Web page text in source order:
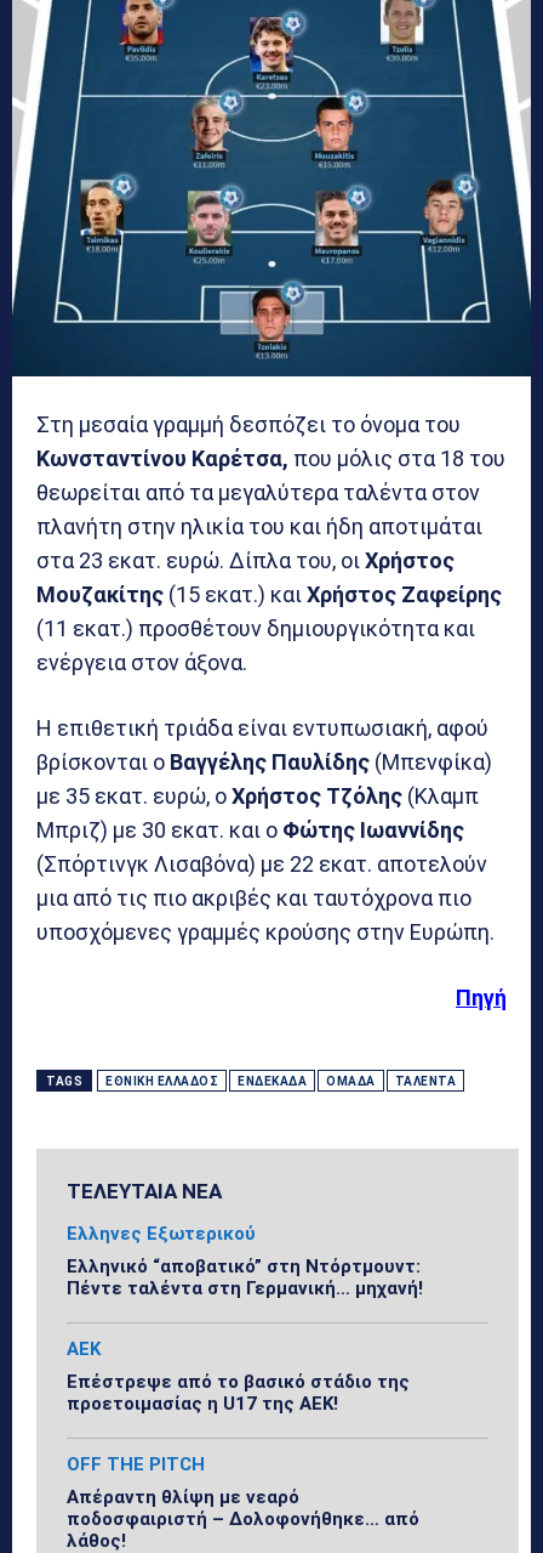
Στη μεσαία γραμμή δεσπόζει το όνομα του
Κωνσταντίνου Καρέτσα, που μόλις στα 18 του
θεωρείται από τα μεγαλύτερα ταλέντα στον
πλανήτη στην ηλικία του και ήδη αποτιμάται
στα 23 εκατ. ευρώ. Δίπλα του, οιΧρήστος
Μουζακίτης (15 εκατ.) καιΧρήστος Ζαφείρης
(11 εκατ.) προσθέτουν δημιουργικότητα και
ενέργεια στον άξονα.
Η επιθετική τριάδα είναι εντυπωσιακή, αφού
βρίσκονται ο Βαγγέλης Παυλίδης (Μπενφίκα)
με 35 εκατ. ευρώ, οΧρήστος Τζόλης (Κλαμπ
Μπριζ) με 30 εκατ. και ο Φώτης Ιωαννίδης
(Σπόρτινγκ Λισαβόνα) με 22 εκατ. αποτελούν
μια από τις πιο ακριβές και ταυτόχρονα πιο
υποσχόμενες γραμμές κρούσης στην Ευρώπη.
Πηγή
TAGS ΕΘΝΙΚΉ ΕΛΛΆΔΟΣ ΕΝΔΕΚΆΔΑ ΟΜΆΔΑ ΤΑΛΈΝΤΑ
ΤΕΛΕΥΤΑΙΑ ΝΕΑ
Ελληνες Εξωτερικού
Ελληνικό “αποβατικό” στη Ντόρτμουντ:
Πέντε ταλέντα στη Γερμανική… μηχανή!
ΑΕΚ
Επέστρεψε από το βασικό στάδιο της
προετοιμασίας η U17 της ΑΕΚ!
OFF THE PITCH
Απέραντη θλίψη με νεαρό
ποδοσφαιριστή – Δολοφονήθηκε… από
λάθος!